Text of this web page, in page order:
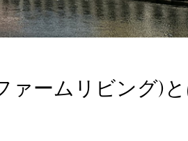
ームリビング)